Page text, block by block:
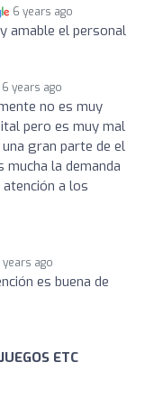
6 years ago
amable el personal
6 years ago
no es muy
pero es muy mal
gran parte de el
la demanda
a los
years ago
es buena de
ETC